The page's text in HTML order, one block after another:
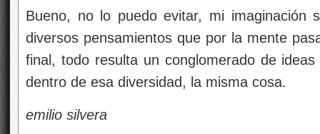
Bueno, no lo puedo evitar, mi imaginación
diversos pensamientos que por la mente
final, todo resulta un conglomerado de
dentro de esa diversidad, la misma cosa.
emilio silvera